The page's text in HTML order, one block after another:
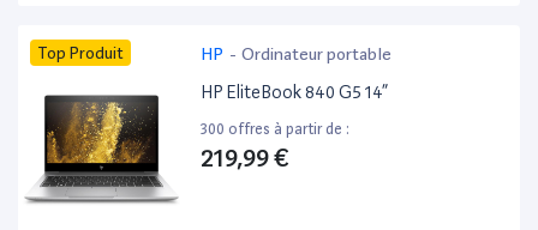
Top Produit HP - Ordinateur portable
HP EliteBook 840 G5 14”
300 offres à partir de :
219,99 €